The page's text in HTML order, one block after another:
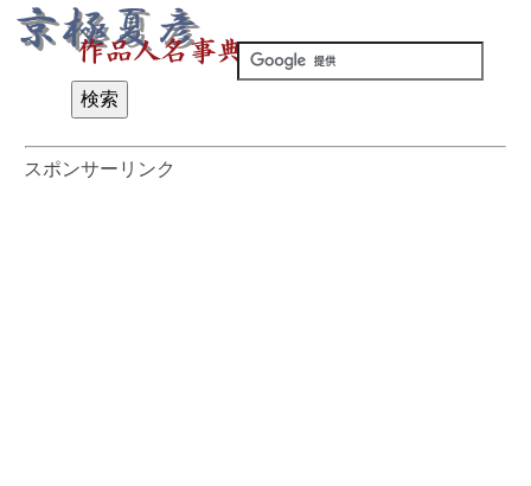
スポンサーリンク